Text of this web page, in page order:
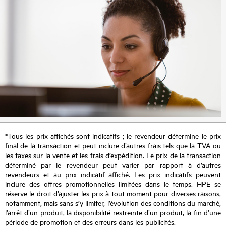
*Tous les prix affichés sont indicatifs ; le revendeur détermine le prix
final de la transaction et peut inclure d’autres frais tels que la TVA ou
les taxes sur la vente et les frais d’expédition. Le prix de la transaction
déterminé par le revendeur peut varier par rapport à d’autres
revendeurs et au prix indicatif affiché. Les prix indicatifs peuvent
inclure des offres promotionnelles limitées dans le temps. HPE se
réserve le droit d’ajuster les prix à tout moment pour diverses raisons,
notamment, mais sans s’y limiter, l’évolution des conditions du marché,
l’arrêt d’un produit, la disponibilité restreinte d’un produit, la fin d’une
période de promotion et des erreurs dans les publicités.